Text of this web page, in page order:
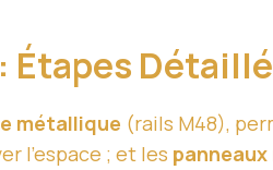
Étapes
métallique (rails M48),
l’espace ; et les